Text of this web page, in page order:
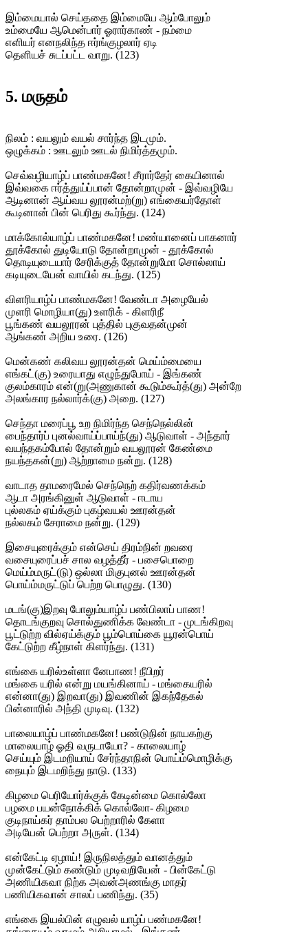
இம்மையால் செய்ததை இம்மையே ஆம்போலும்
உம்மையே ஆமென்பார் ஓரார்காண் - நம்மை
எளியர் எனநலிந்த ஈர்ங்குழலார் ஏடி
தெளியச் சுடப்பட்ட வாறு. (123)
5. மருதம்
நிலம் : வயலும் வயல் சார்ந்த இடமும்.
ஒழுக்கம் : ஊடலும் ஊடல் நிமிர்த்தமும்.
செவ்வழியாழ்ப் பாண்மகனே! சீரார்தேர் கையினால்
இவ்வகை ஈர்த்துய்ப்பான் தோன்றாமுன் - இவ்வழியே
ஆடினான் ஆய்வய லூரன்மற்(று) எங்கையர்தோள்
கூடினான் பின் பெரிது கூர்ந்து. (124)
மாக்கோல்யாழ்ப் பாண்மகனே! மண்யானைப் பாகனார்
தூக்கோல் துடியோடு தோன்றாமுன் - தூக்கோல்
தொடியுடையார் சேரிக்குத் தோன்றுமோ சொல்லாய்
கடியுடையேன் வாயில் கடந்து. (125)
விளரியாழ்ப் பாண்மகனே! வேண்டா அழையேல்
முளரி மொழியா(து) உளரிக் - கிளரிநீ
பூங்கண் வயலூரன் புத்தில் புகுவதன்முன்
ஆங்கண் அறிய உரை. (126)
மென்கண் கலிவய லூரன்தன் மெய்ம்மையை
எங்கட்(கு) உரையாது எழுந்துபோய் - இங்கண்
குலம்காரம் என்(று(அணுகான் கூடும்கூர்த்(து) அன்றே
அலங்கார நல்லார்க்(கு) அறை. (127)
செந்தா மரைப்பூ உற நிமிர்ந்த செந்நெல்லின்
பைந்தார்ப் புனல்வாய்ப்பாய்ந்(து) ஆடுவாள் - அந்தார்
வயந்தகம்போல் தோன்றும் வயலூரன் கேண்மை
நயந்தகன்(று) ஆற்றாமை நன்று. (128)
வாடாத தாமரைமேல் செந்நெற் கதிர்வணக்கம்
ஆடா அரங்கினுள் ஆடுவாள் - ஈடாய
புல்லகம் ஏய்க்கும் புகழ்வயல் ஊரன்தன்
நல்லகம் சேராமை நன்று. (129)
இசையுரைக்கும் என்செய் திரம்நின் றவரை
வசையுரைப்பச் சால வழத்தீர் - பசைபொறை
மெய்ம்மருட்(டு) ஒல்லா மிகுபுனல் ஊரன்தன்
பொய்ம்மருட்டுப் பெற்ற பொழுது. (130)
மடங்(கு)இறவு போலும்யாழ்ப் பண்பிலாப் பாண!
தொடங்குறவு சொல்துணிக்க வேண்டா - முடங்கிறவு
பூட்டுற்ற வில்ஏய்க்கும் பூம்பொய்கை யூரன்பொய்
கேட்டுற்ற கீழ்நாள் கிளர்ந்து. (131)
எங்கை யரில்உள்ளா னேபாண! நீபிறர்
மங்கை யரில் என்று மயங்கினாய் - மங்கையரில்
என்னா(து) இறவா(து) இவணின் இகந்தேகல்
பின்னாரில் அந்தி முடிவு. (132)
பாலையாழ்ப் பாண்மகனே! பண்டுநின் நாயகற்கு
மாலையாழ் ஓதி வருடாயோ? - காலையாழ்
செய்யும் இடமறியாய் சேர்ந்தாநின் பொய்ம்மொழிக்கு
நையும் இடமறிந்து நாடு. (133)
கிழமை பெரியோர்க்குக் கேடின்மை கொல்லோ
பழமை பயன்நோக்கிக் கொல்லோ- கிழமை
குடிநாய்கர் தாம்பல பெற்றாரில் கேளா
அடியேன் பெற்றா அருள். (134)
என்கேட்டி ஏழாய்! இருநிலத்தும் வானத்தும்
முன்கேட்டும் கண்டும் முடிவறியேன் - பின்கேட்டு
அணியிகவா நிற்க அவன்அணங்கு மாதர்
பணியிகவான் சாலப் பணிந்து. (35)
எங்கை இயல்பின் எழுவல் யாழ்ப் பண்மகனே!